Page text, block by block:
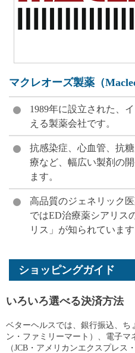
マクレオーズ製薬（
1989年に設立された、
える製薬会社です。
抗感染症、心血管、抗
療など、幅広い製剤の
ます。
高品質のジェネリック
ではED治療薬シアリス
リス」が知られています
ショッピングガイド
いろいろ選べる決済方法
ベターヘルスでは、銀行振込、ち
ン・ファミリーマート）、電子
（JCB・アメリカンエクスプレ